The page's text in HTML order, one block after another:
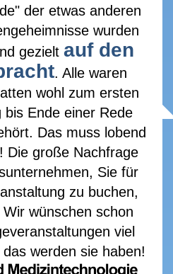
der etwas anderen
wurden
gezielt auf den
. Alle waren
wohl zum ersten
bis Ende einer Rede
Das muss lobend
Die große Nachfrage
Sie für
zu buchen,
wünschen schon
viel
werden sie haben!